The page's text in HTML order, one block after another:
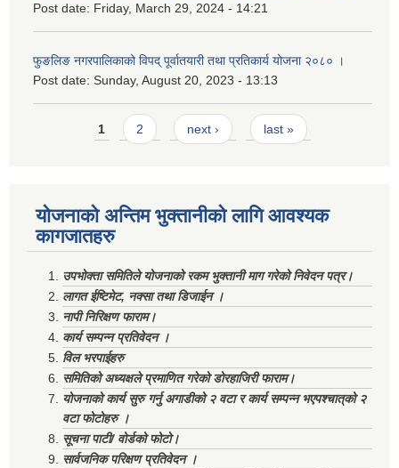
Post date: Friday, March 29, 2024 - 14:21
फुङलिङ नगरपालिकाको विपद् पूर्वातयारी तथा प्रतिकार्य योजना २०८० ।
Post date: Sunday, August 20, 2023 - 13:13
Pages1 2 next › last »
योजनाको अन्तिम भुक्तानीको लागि आवश्यक
कागजातहरु
उपभोक्ता समितिले योजनाको रकम भुक्तानी माग गरेको निवेदन पत्र।
लागत ईष्टिमेट, नक्सा तथा डिजाईन ।
नापी निरिक्षण फाराम।
कार्य सम्पन्न प्रतिवेदन ।
विल भरपाईहरु
समितिको अध्यक्षले प्रमाणित गरेको डोरहाजिरी फाराम।
योजनाको कार्य सुरु गर्नु अगाडीको २ वटा र कार्य सम्पन्न भएपश्चात्‌को २
वटा फोटोहरु ।
सूचना पाटी/ वोर्डको फोटो।
सार्वजनिक परिक्षण प्रतिवेदन ।